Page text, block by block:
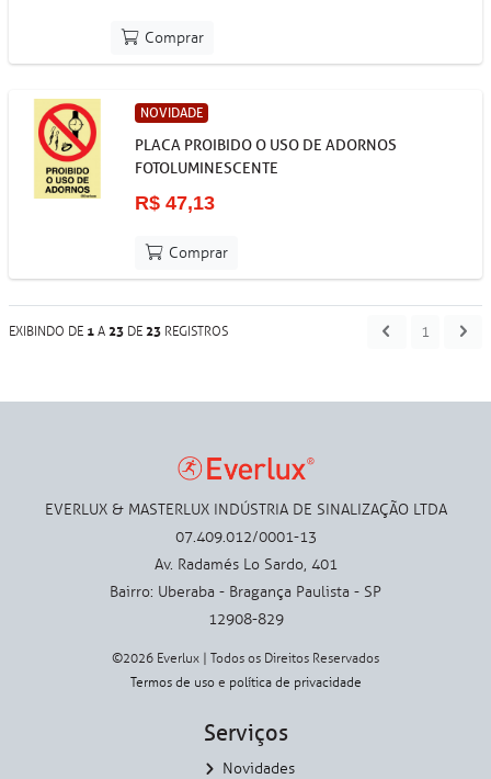
Comprar
NOVIDADE
PLACA PROIBIDO O USO DE ADORNOS
FOTOLUMINESCENTE
R$ 47,13
Comprar
EXIBINDO DE 1 A 23 DE 23 REGISTROS 1
EVERLUX & MASTERLUX INDÚSTRIA DE SINALIZAÇÃO LTDA
07.409.012/0001-13
Av. Radamés Lo Sardo, 401
Bairro: Uberaba - Bragança Paulista - SP
12908-829
©2026 Everlux | Todos os Direitos Reservados
Termos de usoe política de privacidade
Serviços
Novidades